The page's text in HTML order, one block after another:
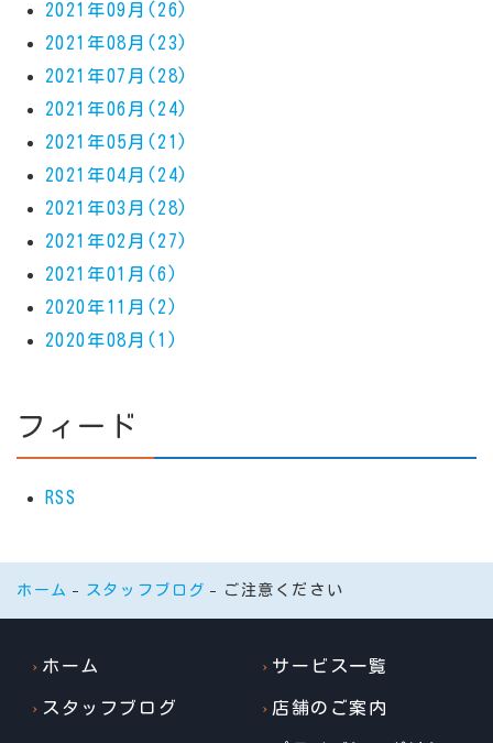
2021年09月(26)
2021年08月(23)
2021年07月(28)
2021年06月(24)
2021年05月(21)
2021年04月(24)
2021年03月(28)
2021年02月(27)
2021年01月(6)
2020年11月(2)
2020年08月(1)
フィード
RSS
ホーム スタッフブログ ご注意ください
ホーム サービス一覧
スタッフブログ 店舗のご案内